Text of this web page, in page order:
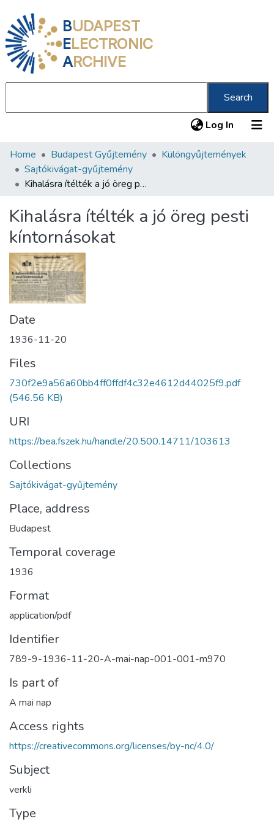
BUDAPEST
ELECTRONIC
ARCHIVE
Search
Log In (current)
Communities & Collections
All of DSpace
About us
Home Budapest Gyűjtemény
Különgyűjtemények
Sajtókivágat-gyűjtemény
Kihalásra ítélték a jó öreg pesti kíntornásokat
Kihalásra ítélték a jó öreg pesti
kíntornásokat
Date
1936-11-20
Files
730f2e9a56a60bb4ff0ffdf4c32e4612d44025f9.pdf
(546.56 KB)
URI
https://bea.fszek.hu/handle/20.500.14711/103613
Collections
Sajtókivágat-gyűjtemény
Place, address
Budapest
Temporal coverage
1936
Format
application/pdf
Identifier
789-9-1936-11-20-A-mai-nap-001-001-m970
Is part of
A mai nap
Access rights
https://creativecommons.org/licenses/by-nc/4.0/
Subject
verkli
Type